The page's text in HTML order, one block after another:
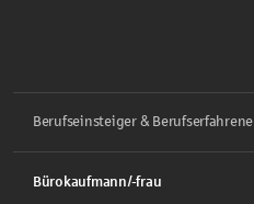
Berufseinsteiger & Berufserfahrene
Bürokaufmann/-frau